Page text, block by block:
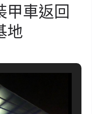
甲車返回
地